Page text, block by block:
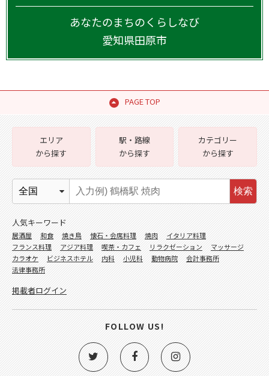
あなたのまちのくらしなび
愛知県田原市
PAGE TOP
エリア
から探す
駅・路線
から探す
カテゴリー
から探す
検索
人気キーワード
居酒屋 和食 焼き鳥 懐石・会席料理 焼肉
イタリア料理
フランス料理
アジア料理 喫茶・カフェ リラクゼーション
マッサージ
カラオケ
ビジネスホテル 内科 小児科 動物病院
会計事務所
法律事務所
掲載者ログイン
FOLLOW US!